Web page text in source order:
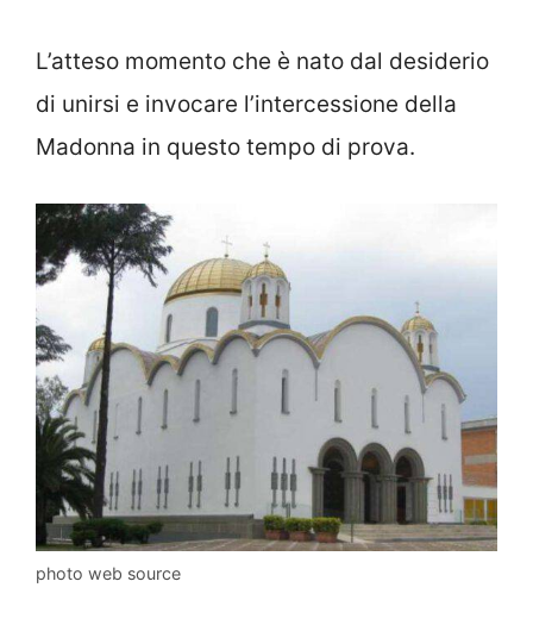
L’atteso momento che è nato dal desiderio
di unirsi e invocare l’intercessione della
Madonna in questo tempo di prova.
photo web source